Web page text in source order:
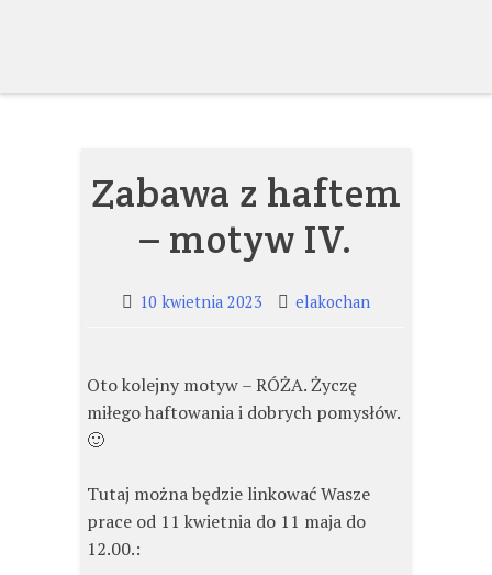
Zabawa z haftem
– motyw IV.
10 kwietnia 2023 elakochan
Oto kolejny motyw – RÓŻA. Życzę
miłego haftowania i dobrych pomysłów.
🙂
Tutaj można będzie linkować Wasze
prace od 11 kwietnia do 11 maja do
12.00.: